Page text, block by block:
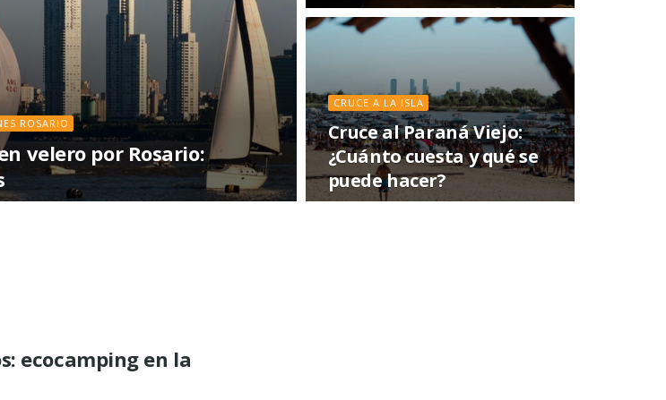
ROSARIO
velero por Rosario:
CRUCE A LA ISLA
Cruce al Paraná Viejo:
¿Cuánto cuesta y qué se
puede hacer?
ecocamping en la